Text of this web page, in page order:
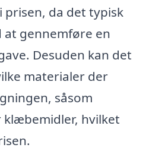
prisen, da det typisk
gennemføre en
Desuden kan det
materialer der
såsom
klæbemidler, hvilket